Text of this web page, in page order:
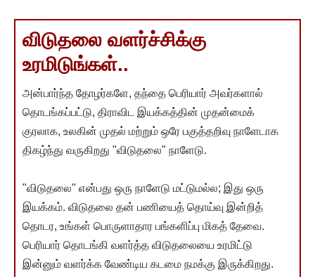
விடுதலை வளர்ச்சிக்கு
உரமிடுங்கள்..
அன்பார்ந்த தோழர்களே, தந்தை பெரியார் அவர்களால்
தொடங்கப்பட்டு, திராவிட இயக்கத்தின் முதன்மைக்
குரலாக, உலகின் முதல் மற்றும் ஒரே பகுத்தறிவு நாளேடாக
திகழ்ந்து வருகிறது "விடுதலை" நாளேடு.
"விடுதலை" என்பது ஒரு நாளேடு மட்டுமல்ல; இது ஒரு
இயக்கம். விடுதலை தன் பணியைத் தொய்வு இன்றித்
தொடர, உங்கள் பொருளாதார பங்களிப்பு மிகத் தேவை.
பெரியார் தொடங்கி வளர்த்த விடுதலையை உரமிட்டு
இன்னும் வளர்க்க வேண்டிய கடமை நமக்கு இருக்கிறது.